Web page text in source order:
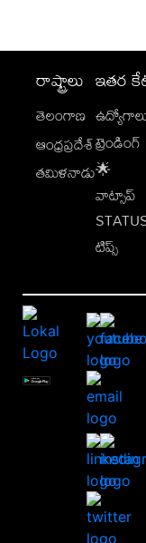
రాష్ట్రాలు
తెలంగాణ
ఆంధ్రప్రదేశ్
తమిళనాడు
ఇతర
ట్రెండింగ్
🌟
వాట్సాప్
టిప్స్